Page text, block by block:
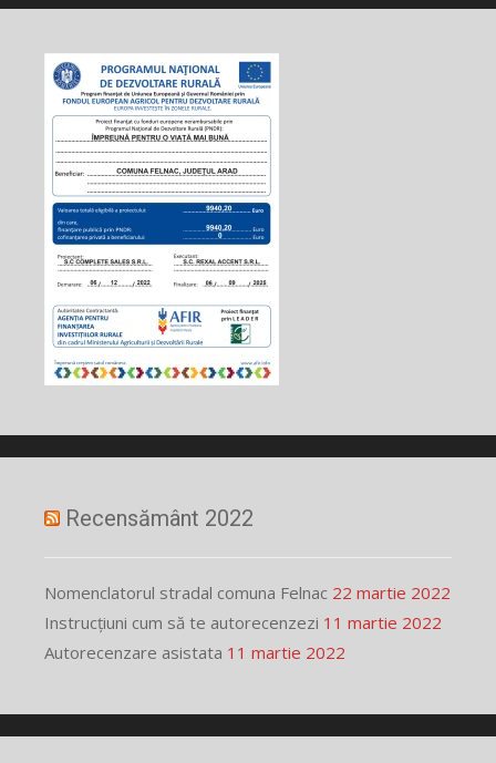
Recensământ 2022
Nomenclatorul stradal comuna Felnac 22 martie 2022
Instrucțiuni cum să te autorecenzezi 11 martie 2022
Autorecenzare asistata 11 martie 2022